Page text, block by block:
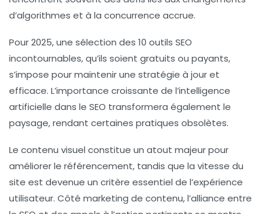
d’algorithmes et à la concurrence accrue.
Pour 2025, une sélection des 10 outils SEO
incontournables, qu’ils soient gratuits ou payants,
s’impose pour maintenir une stratégie à jour et
efficace. L’importance croissante de l’intelligence
artificielle dans le SEO transformera également le
paysage, rendant certaines pratiques obsolètes.
Le contenu visuel constitue un atout majeur pour
améliorer le référencement, tandis que la vitesse du
site est devenue un critère essentiel de l’expérience
utilisateur. Côté marketing de contenu, l’alliance entre